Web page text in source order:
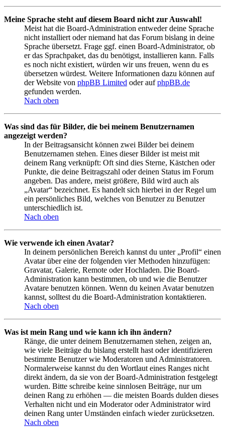
Meine Sprache steht auf diesem Board nicht zur Auswahl!
Meist hat die Board-Administration entweder deine Sprache
nicht installiert oder niemand hat das Forum bislang in deine
Sprache übersetzt. Frage ggf. einen Board-Administrator, ob
er das Sprachpaket, das du benötigst, installieren kann. Falls
es noch nicht existiert, würden wir uns freuen, wenn du es
übersetzen würdest. Weitere Informationen dazu können auf
der Website von phpBB Limited oder aufphpBB.de
gefunden werden.
Nach oben
Was sind das für Bilder, die bei meinem Benutzernamen
angezeigt werden?
In der Beitragsansicht können zwei Bilder bei deinem
Benutzernamen stehen. Eines dieser Bilder ist meist mit
deinem Rang verknüpft: Oft sind dies Sterne, Kästchen oder
Punkte, die deine Beitragszahl oder deinen Status im Forum
angeben. Das andere, meist größere, Bild wird auch als
„Avatar“ bezeichnet. Es handelt sich hierbei in der Regel um
ein persönliches Bild, welches von Benutzer zu Benutzer
unterschiedlich ist.
Nach oben
Wie verwende ich einen Avatar?
In deinem persönlichen Bereich kannst du unter „Profil“ einen
Avatar über eine der folgenden vier Methoden hinzufügen:
Gravatar, Galerie, Remote oder Hochladen. Die Board-
Administration kann bestimmen, ob und wie die Benutzer
Avatare benutzen können. Wenn du keinen Avatar benutzen
kannst, solltest du die Board-Administration kontaktieren.
Nach oben
Was ist mein Rang und wie kann ich ihn ändern?
Ränge, die unter deinem Benutzernamen stehen, zeigen an,
wie viele Beiträge du bislang erstellt hast oder identifizieren
bestimmte Benutzer wie Moderatoren und Administratoren.
Normalerweise kannst du den Wortlaut eines Ranges nicht
direkt ändern, da sie von der Board-Administration festgelegt
wurden. Bitte schreibe keine sinnlosen Beiträge, nur um
deinen Rang zu erhöhen — die meisten Boards dulden dieses
Verhalten nicht und ein Moderator oder Administrator wird
deinen Rang unter Umständen einfach wieder zurücksetzen.
Nach oben